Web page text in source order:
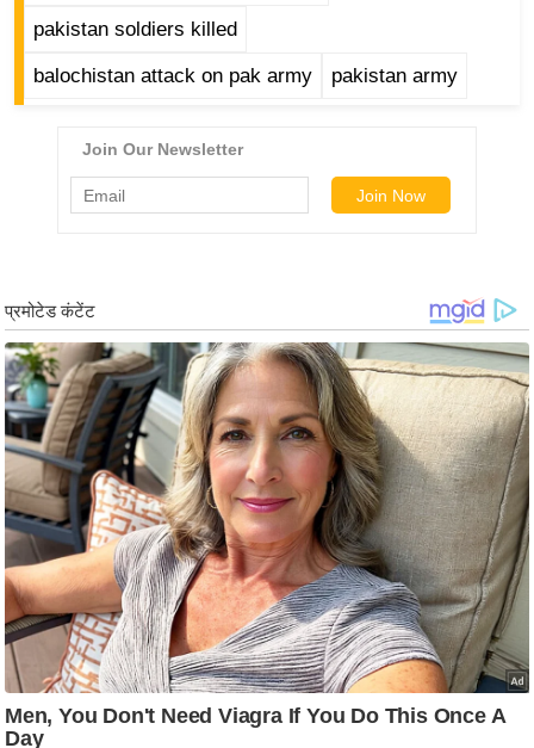
e
w
s
ला
इ
फ
स्टा
इ
ल
टे
क्नॉ
लॉ
ब्यू
टी
pakistan soldiers killed
balochistan attack on pak army pakistan army